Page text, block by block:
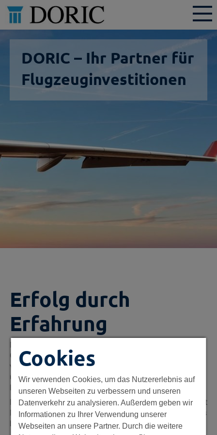
DORIC – Ihr Partner für
Flugzeuginvestitionen
Erfolg durch
Erfahrung
Mit Wirkung zum 30. September 2025 hat Doric die
Geschäftsbereiche Immobilien und Erneuerbare Energien
vollständig auf die „Quadoro“ Tochtergesellschaften
übertragen, die bereits seit mehreren Jahren für diese
Bereiche verantwortlich sind.
Doric selbst wird sich künftig auf das professionelle Asset
Management sowie die vertragsgemäße Veräußerung des
bestehenden Transportportfolios konzentrieren.
Cookies
Wir verwenden Cookies, um das Nutzererlebnis auf
unseren Webseiten zu verbessern und unseren
Datenverkehr zu analysieren. Außerdem geben wir
Informationen zu Ihrer Verwendung unserer
Webseiten an unsere Partner. Durch die weitere